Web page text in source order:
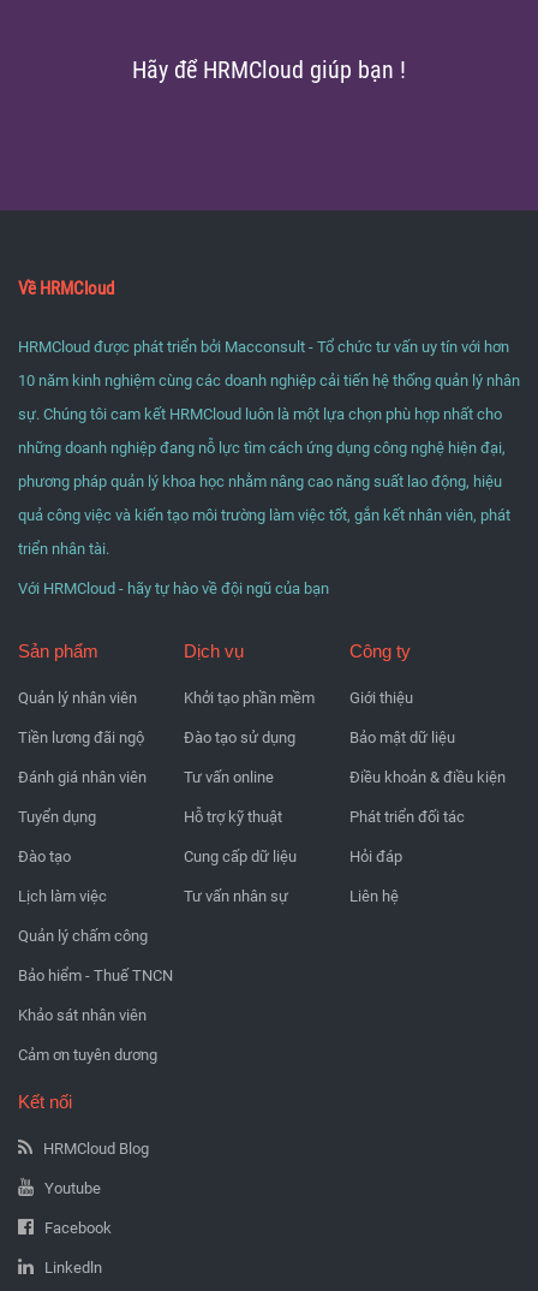
Hãy để HRMCloud giúp bạn !
Về HRMCloud
HRMCloud được phát triển bởi Macconsult - Tổ chức tư vấn uy tín với hơn
10 năm kinh nghiệm cùng các doanh nghiệp cải tiến hệ thống quản lý nhân
sự. Chúng tôi cam kết HRMCloud luôn là một lựa chọn phù hợp nhất cho
những doanh nghiệp đang nỗ lực tìm cách ứng dụng công nghệ hiện đại,
phương pháp quản lý khoa học nhằm nâng cao năng suất lao động, hiệu
quả công việc và kiến tạo môi trường làm việc tốt, gắn kết nhân viên, phát
triển nhân tài.
Với HRMCloud - hãy tự hào về đội ngũ của bạn
Sản phẩm
Quản lý nhân viên
Tiền lương đãi ngộ
Đánh giá nhân viên
Tuyển dụng
Đào tạo
Lịch làm việc
Quản lý chấm công
Bảo hiểm - Thuế TNCN
Khảo sát nhân viên
Cảm ơn tuyên dương
Dịch vụ
Khởi tạo phần mềm
Đào tạo sử dụng
Tư vấn online
Hỗ trợ kỹ thuật
Cung cấp dữ liệu
Tư vấn nhân sự
Công ty
Giới thiệu
Bảo mật dữ liệu
Điều khoản & điều kiện
Phát triển đối tác
Hỏi đáp
Liên hệ
Kết nối
HRMCloud Blog
Youtube
Facebook
Linkedln